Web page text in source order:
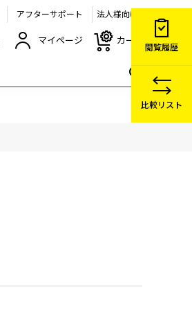
アフターサポート 法人様向け
マイページ カート
閲覧履歴
比較リスト